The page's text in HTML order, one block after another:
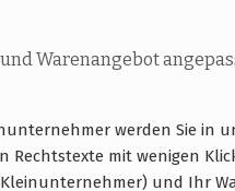
Warenangebot
werden Sie in
mit wenigen
und Ihr